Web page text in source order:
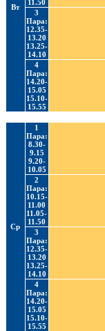
Вт
11.50
3
Пара:
12.35-
13.20
13.25-
14.10
4
Пара:
14.20-
15.05
15.10-
15.55
Ср
1
Пара:
8.30-
9.15
9.20-
10.05
2
Пара:
10.15-
11.00
11.05-
11.50
3
Пара:
12.35-
13.20
13.25-
14.10
4
Пара:
14.20-
15.05
15.10-
15.55